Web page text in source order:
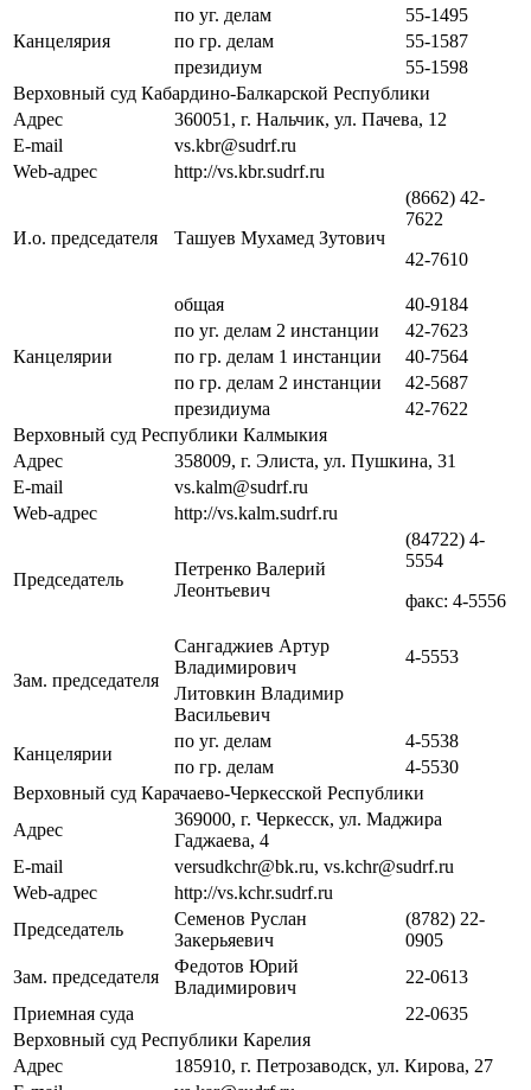
Канцелярия
по уг. делам
55-1495
по гр. делам
55-1587
президиум
55-1598
Верховный суд Кабардино-Балкарской Республики
Адрес
360051, г. Нальчик, ул. Пачева, 12
E-mail
vs.kbr@sudrf.ru
Web-адрес
http://vs.kbr.sudrf.ru
И.о. председателя Ташуев Мухамед Зутович
(8662) 42-
7622
42-7610
Канцелярии
общая
40-9184
по уг. делам 2 инстанции
42-7623
по гр. делам 1 инстанции
40-7564
по гр. делам 2 инстанции
42-5687
президиума
42-7622
Верховный суд Республики Калмыкия
Адрес
358009, г. Элиста, ул. Пушкина, 31
E-mail
vs.kalm@sudrf.ru
Web-адрес
http://vs.kalm.sudrf.ru
Председатель
Петренко Валерий
Леонтьевич
(84722) 4-
5554
факс: 4-5556
Зам. председателя
Сангаджиев Артур
Владимирович
4-5553
Литовкин Владимир
Васильевич
Канцелярии
по уг. делам
4-5538
по гр. делам
4-5530
Верховный суд Карачаево-Черкесской Республики
Адрес
369000, г. Черкесск, ул. Маджира
Гаджаева, 4
E-mail
versudkchr@bk.ru, vs.kchr@sudrf.ru
Web-адрес
http://vs.kchr.sudrf.ru
Председатель
Семенов Руслан
Закерьяевич
(8782) 22-
0905
Зам. председателя
Федотов Юрий
Владимирович
22-0613
Приемная суда
22-0635
Верховный суд Республики Карелия
Адрес
185910, г. Петрозаводск, ул. Кирова, 27